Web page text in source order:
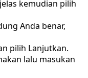
kemudian pilih
Anda benar,
pilih Lanjutkan.
lalu masukan